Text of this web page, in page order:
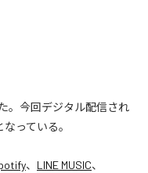
。今回デジタル配信され
っている。
、 LINE MUSIC、